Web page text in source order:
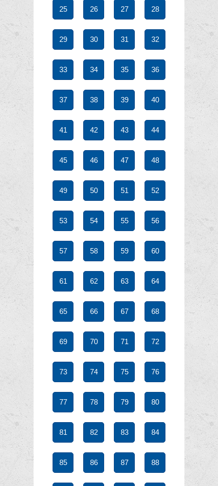
25 26 27 28
29 30 31 32
33 34 35 36
37 38 39 40
41 42 43 44
45 46 47 48
49 50 51 52
53 54 55 56
57 58 59 60
61 62 63 64
65 66 67 68
69 70 71 72
73 74 75 76
77 78 79 80
81 82 83 84
85 86 87 88